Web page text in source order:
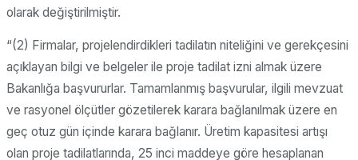
olarak değiştirilmiştir.
“(2) Firmalar, projelendirdikleri tadilatın niteliğini ve gerekçesini
açıklayan bilgi ve belgeler ile proje tadilat izni almak üzere
Bakanlığa başvururlar. Tamamlanmış başvurular, ilgili mevzuat
ve rasyonel ölçütler gözetilerek karara bağlanılmak üzere en
geç otuz gün içinde karara bağlanır. Üretim kapasitesi artışı
olan proje tadilatlarında, 25 inci maddeye göre hesaplanan